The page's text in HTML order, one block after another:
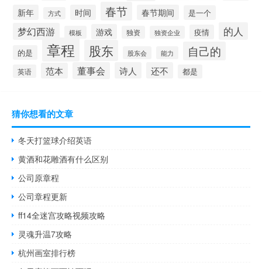
新年 方式 时间 春节 春节期间 是一个
梦幻西游 模板 游戏 独资 独资企业 疫情 的人
的是 章程 股东 股东会 能力 自己的
英语 范本 董事会 诗人 还不 都是
猜你想看的文章
冬天打篮球介绍英语
黄酒和花雕酒有什么区别
公司原章程
公司章程更新
ff14全迷宫攻略视频攻略
灵魂升温7攻略
杭州画室排行榜